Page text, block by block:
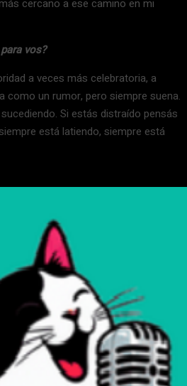
cercano a ese camino en mi
vos?
a veces más celebratoria, a
como un rumor, pero siempre suena.
Si estás distraído pensás
está latiendo, siempre está